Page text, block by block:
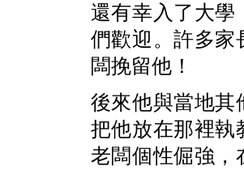
還有幸入了大學
們歡迎。許多家
闆挽留他！
後來他與當地其
把他放在那裡執
老闆個性倔強，